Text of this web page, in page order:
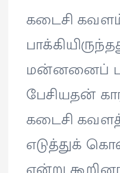
கடைசி
மன்னனைப்
பேசியதன்
கடைசி
எடுத்துக்